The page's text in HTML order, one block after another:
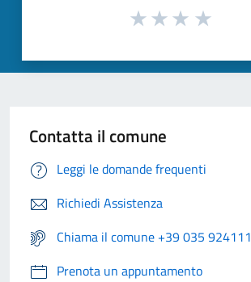
Contatta il comune
Leggi le domande frequenti
Richiedi Assistenza
Chiama il comune +39 035 924111
Prenota un appuntamento